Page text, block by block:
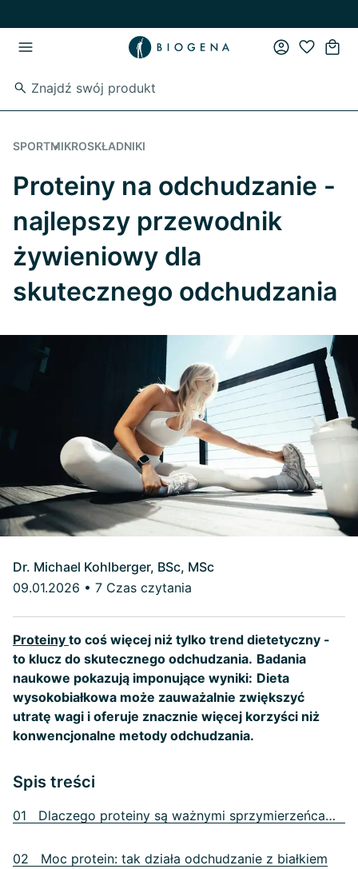
SPORTMIKROSKŁADNIKI
Proteiny na odchudzanie -
najlepszy przewodnik
żywieniowy dla
skutecznego odchudzania
Dr. Michael Kohlberger, BSc, MSc
09.01.2026 • 7 Czas czytania
Proteiny to coś więcej niż tylko trend dietetyczny -
to klucz do skutecznego odchudzania. Badania
naukowe pokazują imponujące wyniki: Dieta
wysokobiałkowa może zauważalnie zwiększyć
utratę wagi i oferuje znacznie więcej korzyści niż
konwencjonalne metody odchudzania.
Spis treści
01 Dlaczego proteiny są ważnymi sprzymierzeńcami podczas odchudzania?
02 Moc protein: tak działa odchudzanie z białkiem